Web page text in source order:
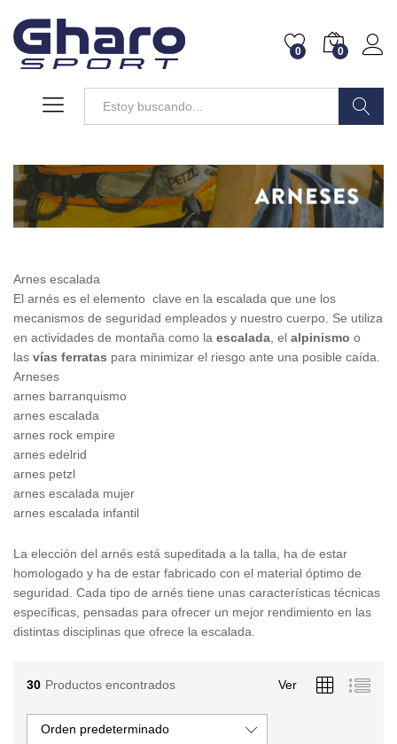
0 0
Arnes escalada
El arnés es el elemento clave en la escalada que une los
mecanismos de seguridad empleados y nuestro cuerpo. Se utiliza
en actividades de montaña como la escalada , el alpinismo o
las vías ferratas para minimizar el riesgo ante una posible caída.
Arneses
arnes barranquismo
arnes escalada
arnes rock empire
arnes edelrid
arnes petzl
arnes escalada mujer
arnes escalada infantil
La elección del arnés está supeditada a la talla, ha de estar
homologado y ha de estar fabricado con el material óptimo de
seguridad. Cada tipo de arnés tiene unas características técnicas
específicas, pensadas para ofrecer un mejor rendimiento en las
distintas disciplinas que ofrece la escalada.
30 Productos encontrados Ver
Orden predeterminado